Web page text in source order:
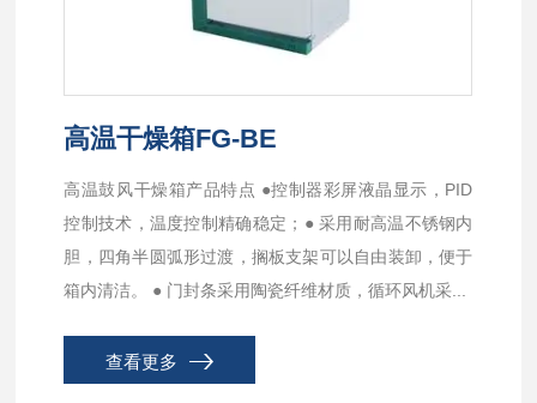
高温干燥箱FG-BE
高温鼓风干燥箱产品特点 ●控制器彩屏液晶显示，PID
控制技术，温度控制精确稳定；● 采用耐高温不锈钢内
胆，四角半圆弧形过渡，搁板支架可以自由装卸，便于
箱内清洁。 ● 门封条采用陶瓷纤维材质，循环风机采...
查看更多